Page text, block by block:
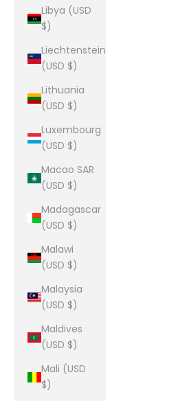
Libya (USD
$)
Liechtenstein
(USD $)
Lithuania
(USD $)
Luxembourg
(USD $)
Macao SAR
(USD $)
Madagascar
(USD $)
Malawi
(USD $)
Malaysia
(USD $)
Maldives
(USD $)
Mali (USD
$)